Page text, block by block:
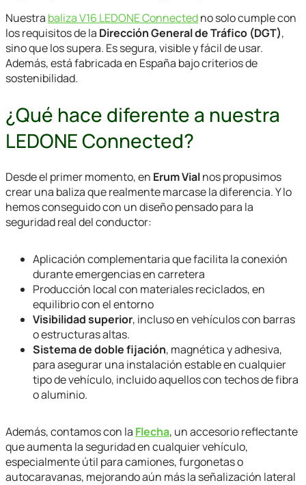
Nuestra baliza V16 LEDONE Connectedno solo cumple con
los requisitos de la Dirección General de Tráfico (DGT),
sino que los supera. Es segura, visible y fácil de usar.
Además, está fabricada en España bajo criterios de
sostenibilidad.
¿Qué hace diferente a nuestra
LEDONE Connected?
Desde el primer momento, en Erum Vialnos propusimos
crear una baliza que realmente marcase la diferencia. Y lo
hemos conseguido con un diseño pensado para la
seguridad real del conductor:
Aplicación complementaria que facilita la conexión
durante emergencias en carretera
Producción local con materiales reciclados, en
equilibrio con el entorno
Visibilidad superior, incluso en vehículos con barras
o estructuras altas.
Sistema de doble fijación, magnética y adhesiva,
para asegurar una instalación estable en cualquier
tipo de vehículo, incluido aquellos con techos de fibra
o aluminio.
Además, contamos con la Flecha, un accesorio reflectante
que aumenta la seguridad en cualquier vehículo,
especialmente útil para camiones, furgonetas o
autocaravanas, mejorando aún más la señalización lateral